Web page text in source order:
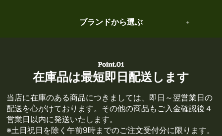
ブランドから選ぶ
在庫品は最短即日配送します
当店に在庫のある商品につきましては、即日～翌営業日の
配送を心がけております。その他の商品もご入金確認後４
営業日以内に発送いたします。
※土日祝日を除く午前9時までのご注文受付分に限ります。